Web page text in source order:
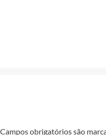
Campos obrigatórios são